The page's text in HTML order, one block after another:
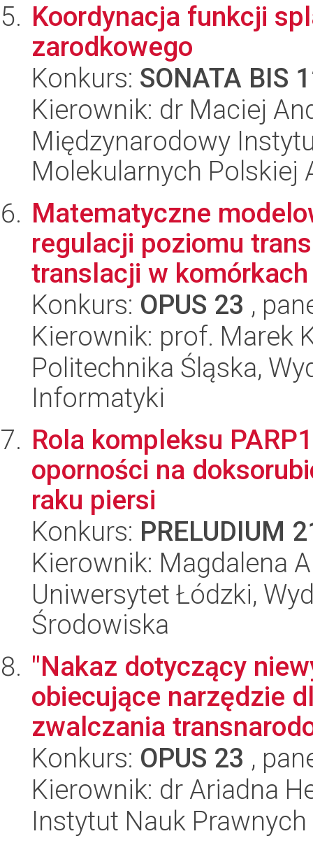
Koordynacja funkcji
zarodkowego
Konkurs: SONATA BIS
Kierownik: dr Maciej
Międzynarodowy
Molekularnych Polskiej
Matematyczne
regulacji poziomu
translacji w
Konkurs: OPUS 23 ,
Kierownik: prof. Marek
Politechnika Śląska,
Informatyki
Rola kompleksu
oporności na
raku piersi
Konkurs: PRELUDIUM
Kierownik: Magdalena
Uniwersytet Łódzki,
Środowiska
"Nakaz dotyczący
obiecujące narzędzie
zwalczania
Konkurs: OPUS 23 ,
Kierownik: dr Ariadna
Instytut Nauk Prawnych